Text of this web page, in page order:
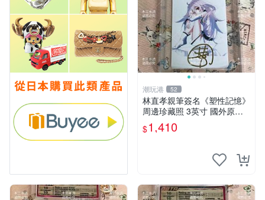
潮玩港 52
林直孝親筆簽名《塑性記憶》
周邊珍藏照 3英寸 國外原裝
收藏 塑性記憶 簽名照 收藏版
$1,410